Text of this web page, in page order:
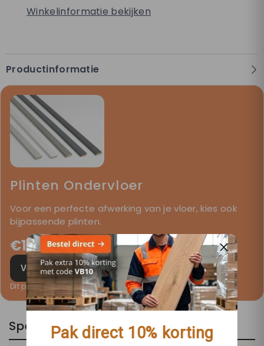
Winkelinformatie bekijken
Productinformatie
Plinten Ondervloer
Voor een perfecte afwerking van je vloer, kies ook
bijpassende plinten.
€13,25€9,45 -5%
Voeg toe aan winkelwagen
Dit product wordt apart aan uw winkelwagen toegevoegd.
SpecificatiesPak direct 10% korting